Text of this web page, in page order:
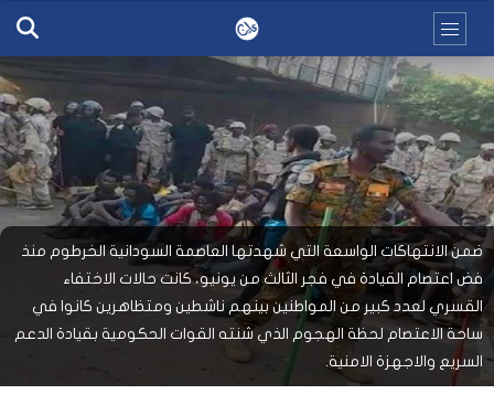
ضمن الانتهاكات الواسعة التي شهدتها العاصمة السودانية الخرطوم منذ
فض اعتصام القيادة في فجر الثالث من يونيو، كانت حالات الاختفاء
القسري لعدد كبير من المواطنين بينهم ناشطين ومتظاهرين كانوا في
ساحة الاعتصام لحظة الهجوم الذي شنته القوات الحكومية بقيادة الدعم
السريع والاجهزة الامنية.